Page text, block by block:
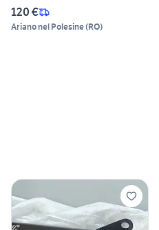
120 €
Ariano nel Polesine(RO)